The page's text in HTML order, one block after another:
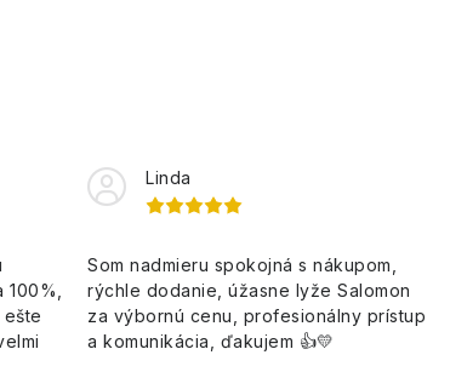
Linda
Som nadmieru spokojná s nákupom,
rýchle dodanie, úžasne lyže Salomon
za výbornú cenu, profesionálny prístup
a komunikácia, ďakujem 👍💛